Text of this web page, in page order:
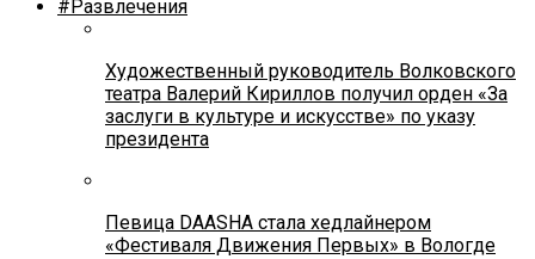
#Развлечения
Художественный руководитель Волковского
театра Валерий Кириллов получил орден «За
заслуги в культуре и искусстве» по указу
президента
Певица DAASHA стала хедлайнером
«Фестиваля Движения Первых» в Вологде